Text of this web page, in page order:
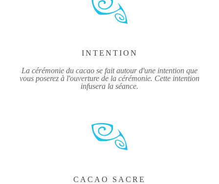
INTENTION
La cérémonie du cacao se fait autour d'une intention que
vous poserez à l'ouverture de la cérémonie. Cette intention
infusera la séance.
CACAO SACRE